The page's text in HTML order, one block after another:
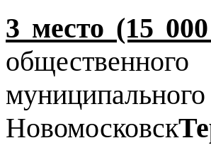
3 место (15
Новомосковск